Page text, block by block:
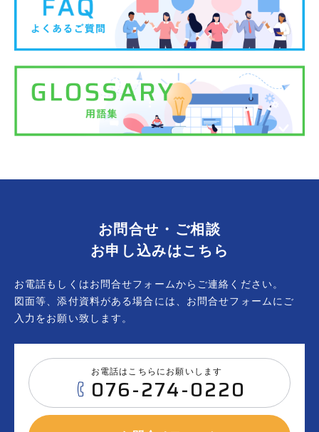
お問合せ・ご相談
お申し込みはこちら
お電話もしくはお問合せフォームからご連絡ください。
図面等、添付資料がある場合には、お問合せフォームにご
入力をお願い致します。
お電話はこちらにお願いします
076-274-0220